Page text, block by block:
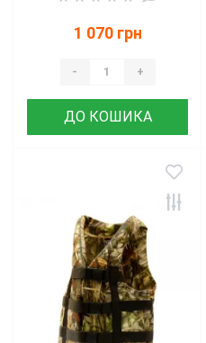
1 070 грн
- +
ДО КОШИКА